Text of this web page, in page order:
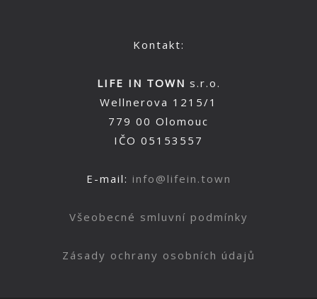
Kontakt:
LIFE IN TOWN s.r.o.
Wellnerova 1215/1
779 00 Olomouc
IČO 05153557
E-mail: info@lifein.town
Všeobecné smluvní podmínky
Zásady ochrany osobních údajů